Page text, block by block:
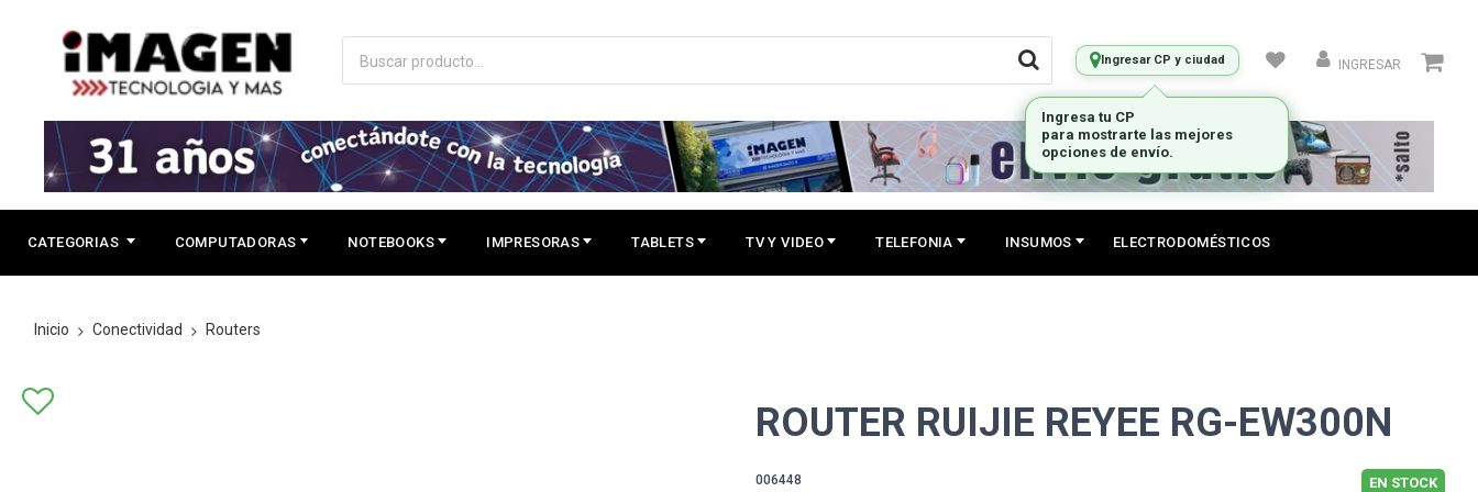
Ingresar CP y ciudad INGRESAR
CATEGORIAS COMPUTADORAS NOTEBOOKS IMPRESORAS TABLETS TV Y VIDEO TELEFONIA INSUMOS ELECTRODOMÉSTICOS
Inicio Conectividad Routers
ROUTER RUIJIE REYEE RG-EW300N
006448 EN STOCK